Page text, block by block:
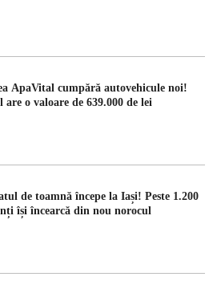
ApaVital cumpără autovehicule noi!
o valoare de 639.000 de lei
de toamnă începe la Iași! Peste 1.200
își încearcă din nou norocul